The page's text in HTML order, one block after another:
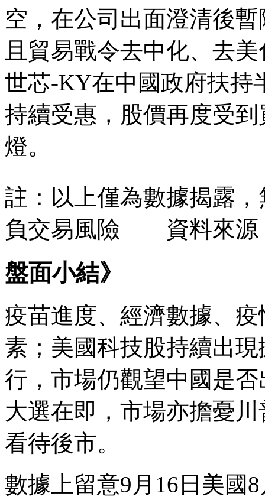
空，在公司出面澄清後
且貿易戰令去中化、去
世芯-KY在中國政府扶持
持續受惠，股價再度受
燈。
註：以上僅為數據揭露
負交易風險 資料來源
盤面小結》
疫苗進度、經濟數據、
素；美國科技股持續出
行，市場仍觀望中國是
大選在即，市場亦擔憂
看待後市。
數據上留意9月16日美國